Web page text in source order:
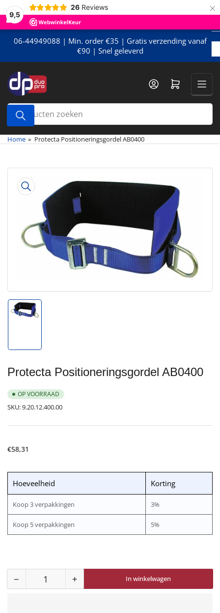
9,5
26 Reviews ×
Meteen
naar
de
content06-44949088 | Min. order €35 | Gratis verzending vanaf
€90 | Snel geleverd
Producten
zoeken
Mini-winkelwagen openen
Home » Protecta Positioneringsgordel AB0400
naar
productinformatie
openen
in
modal
Protecta Positioneringsgordel AB0400
OP VOORRAAD
SKU:9.20.12.400.00
Normale
€58,31
Hoeveelheid Korting
Koop 3 verpakkingen 3%
Koop 5 verpakkingen 5%
−Aantal
Aantal +Aantal
In winkelwagen